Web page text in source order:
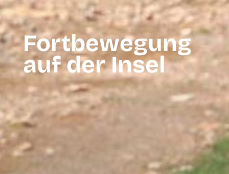
Fortbewegung
auf der Insel